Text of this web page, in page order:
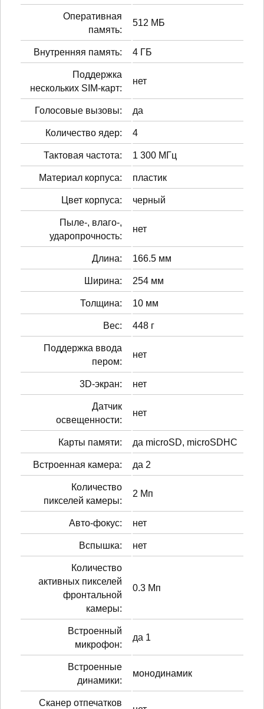
Оперативная
память:
512 МБ
Внутренняя память: 4 ГБ
Поддержка
нескольких SIM-карт:
нет
Голосовые вызовы: да
Количество ядер: 4
Тактовая частота: 1 300 МГц
Материал корпуса: пластик
Цвет корпуса: черный
Пыле-, влаго-,
ударопрочность:
нет
Длина: 166.5 мм
Ширина: 254 мм
Толщина: 10 мм
Вес: 448 г
Поддержка ввода
пером:
нет
3D-экран: нет
Датчик
освещенности:
нет
Карты памяти: да microSD, microSDHC
Встроенная камера: да 2
Количество
пикселей камеры:
2 Мп
Авто-фокус: нет
Вспышка: нет
Количество
активных пикселей
фронтальной
камеры:
0.3 Мп
Встроенный
микрофон:
да 1
Встроенные
динамики:
монодинамик
Сканер отпечатков